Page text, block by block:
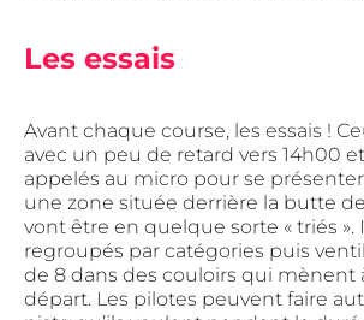
Les essais
Avant chaque course, les essais !
avec un peu de retard vers 14h00
appelés au micro pour se
une zone située derrière la butte
vont être en quelque sorte « triés ».
regroupés par catégories puis
de 8 dans des couloirs qui mènent
départ. Les pilotes peuvent faire